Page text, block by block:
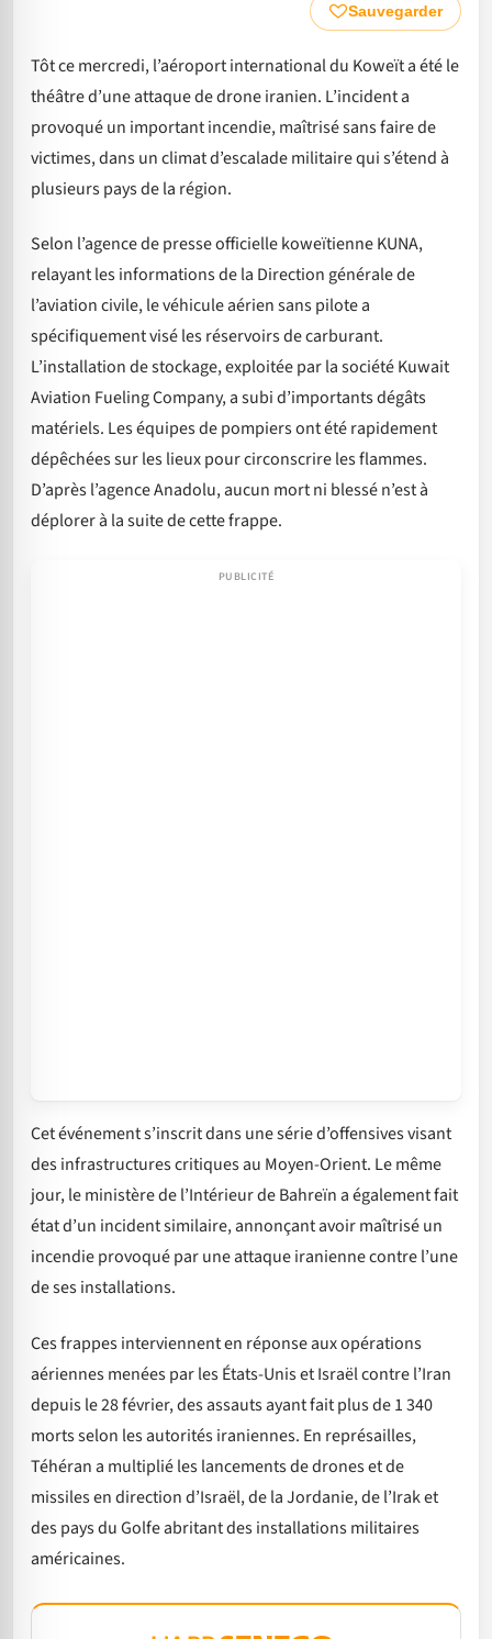
Sauvegarder
Tôt ce mercredi, l’aéroport international du Koweït a été le
théâtre d’une attaque de drone iranien. L’incident a
provoqué un important incendie, maîtrisé sans faire de
victimes, dans un climat d’escalade militaire qui s’étend à
plusieurs pays de la région.
Selon l’agence de presse officielle koweïtienne KUNA,
relayant les informations de la Direction générale de
l’aviation civile, le véhicule aérien sans pilote a
spécifiquement visé les réservoirs de carburant.
L’installation de stockage, exploitée par la société Kuwait
Aviation Fueling Company, a subi d’importants dégâts
matériels. Les équipes de pompiers ont été rapidement
dépêchées sur les lieux pour circonscrire les flammes.
D’après l’agence Anadolu, aucun mort ni blessé n’est à
déplorer à la suite de cette frappe.
Cet événement s’inscrit dans une série d’offensives visant
des infrastructures critiques au Moyen-Orient. Le même
jour, le ministère de l’Intérieur de Bahreïn a également fait
état d’un incident similaire, annonçant avoir maîtrisé un
incendie provoqué par une attaque iranienne contre l’une
de ses installations.
Ces frappes interviennent en réponse aux opérations
aériennes menées par les États-Unis et Israël contre l’Iran
depuis le 28 février, des assauts ayant fait plus de 1 340
morts selon les autorités iraniennes. En représailles,
Téhéran a multiplié les lancements de drones et de
missiles en direction d’Israël, de la Jordanie, de l’Irak et
des pays du Golfe abritant des installations militaires
américaines.